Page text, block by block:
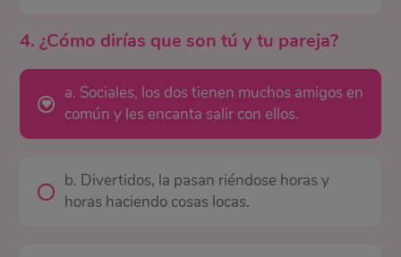
4. ¿Cómo dirías que son tú y tu pareja?
a. Sociales, los dos tienen muchos amigos en
común y les encanta salir con ellos.
b. Divertidos, la pasan riéndose horas y
horas haciendo cosas locas.